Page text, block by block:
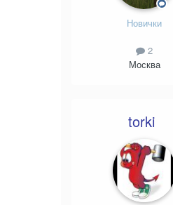
Новички
2
Москва
torki